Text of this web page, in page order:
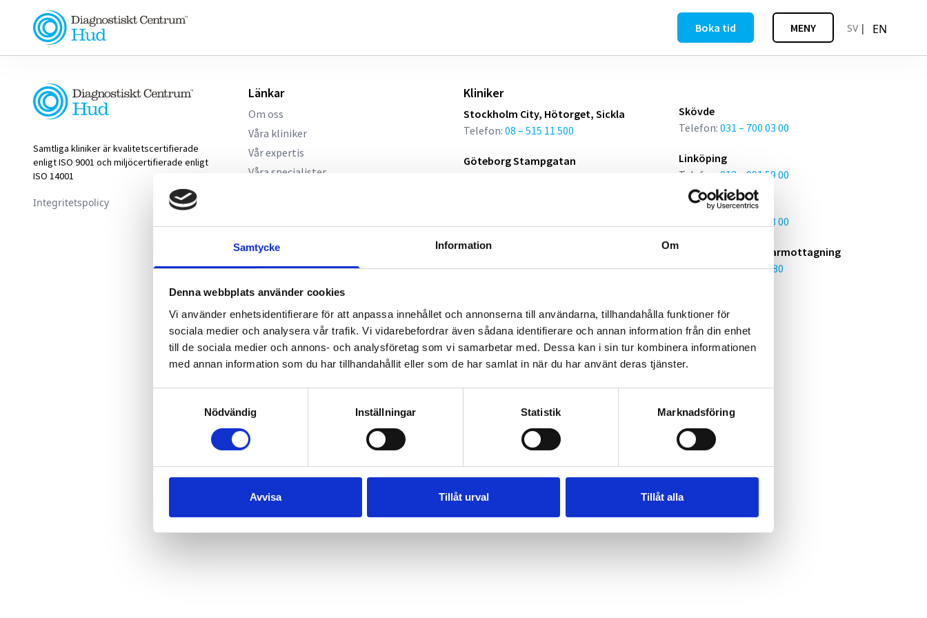
Samtycke Information Om
Denna webbplats använder cookies
Vi använder enhetsidentifierare för att anpassa innehållet och annonserna till användarna, tillhandahålla funktioner för
sociala medier och analysera vår trafik. Vi vidarebefordrar även sådana identifierare och annan information från din enhet
till de sociala medier och annons- och analysföretag som vi samarbetar med. Dessa kan i sin tur kombinera informationen
med annan information som du har tillhandahållit eller som de har samlat in när du har använt deras tjänster.
Nödvändig
Inställningar Statistik Marknadsföring
Avvisa Tillåt urval Tillåt alla
Boka tid MENY SV EN
Samtliga kliniker är kvalitetscertifierade
enligt ISO 9001 och miljöcertifierade enligt
ISO 14001
Integritetspolicy
Länkar
Om oss
Våra kliniker
Vår expertis
Våra specialister
Kallelse
Kliniker
Stockholm City, Hötorget, Sickla
Telefon: 08 – 515 11 500
Göteborg Stampgatan
Telefon:031-132 290
Telefon:040 – 608 80 00
Skövde
Telefon: 031 – 700 03 00
Linköping
Telefon:
013 – 991 59 00
Helsingborg
042 – 442 48 00
BHM - Borås hudläkarmottagning
Telefon:033 – 13 20 80